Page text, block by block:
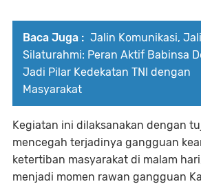
Baca Juga : Jalin Komunikasi,
Silaturahmi: Peran Aktif Babinsa
Jadi Pilar Kedekatan TNI dengan
Masyarakat
Kegiatan ini dilaksanakan dengan
mencegah terjadinya gangguan
ketertiban masyarakat di malam
menjadi momen rawan gangguan